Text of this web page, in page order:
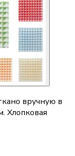
вручную в
Хлопковая